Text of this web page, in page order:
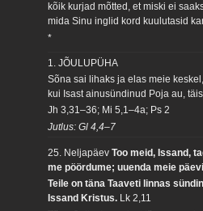
kõik kurjad mõtted, et miski ei
mida Sinu inglid kord kuulutasid
*
1. JÕULUPÜHA
Sõna sai lihaks ja elas meie
kui Isast ainusündinud Poja au,
Jh 3,31–36; Mi 5,1–4a; Ps 2
Jutlus: Gl 4,4–7
25. NeljapäevToo meid, Issand,
me pöördume; uuenda meie
Teile on täna Taaveti linnas
Issand Kristus. Lk 2,11